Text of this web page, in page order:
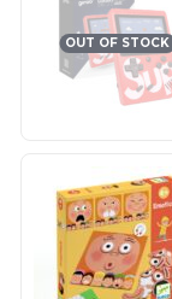
OUT OF STOCK